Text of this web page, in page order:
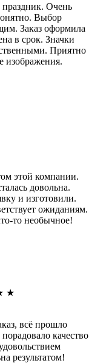
праздник. Очень
Выбор
Заказ оформила
в срок. Значки
Приятно
изображения.
этой компании.
довольна.
и изготовили.
ожиданиям.
то необычное!
★
всё прошло
качество
результатом!